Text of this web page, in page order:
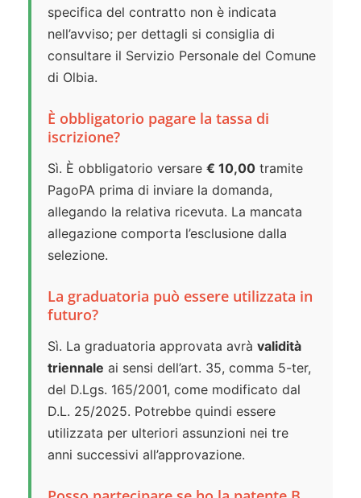
specifica del contratto non è indicata
nell’avviso; per dettagli si consiglia di
consultare il Servizio Personale del Comune
di Olbia.
È obbligatorio pagare la tassa di
iscrizione?
Sì. È obbligatorio versare € 10,00 tramite
PagoPA prima di inviare la domanda,
allegando la relativa ricevuta. La mancata
allegazione comporta l’esclusione dalla
selezione.
La graduatoria può essere utilizzata in
futuro?
Sì. La graduatoria approvata avrà validità
triennale ai sensi dell’art. 35, comma 5-ter,
del D.Lgs. 165/2001, come modificato dal
D.L. 25/2025. Potrebbe quindi essere
utilizzata per ulteriori assunzioni nei tre
anni successivi all’approvazione.